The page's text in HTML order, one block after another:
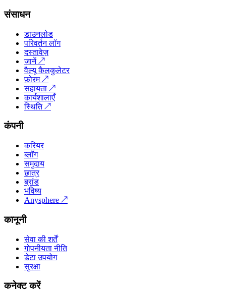
संसाधन
डाउनलोड
परिवर्तन लॉग
दस्तावेज़
जानें↗
वैल्यू कैलकुलेटर
फ़ोरम↗
सहायता ↗
कार्यशालाएँ
स्थिति↗
कंपनी
करियर
ब्लॉग
समुदाय
छात्र
ब्रांड
भविष्य
Anysphere ↗
कानूनी
सेवा की शर्तें
गोपनीयता नीति
डेटा उपयोग
सुरक्षा
कनेक्ट करें